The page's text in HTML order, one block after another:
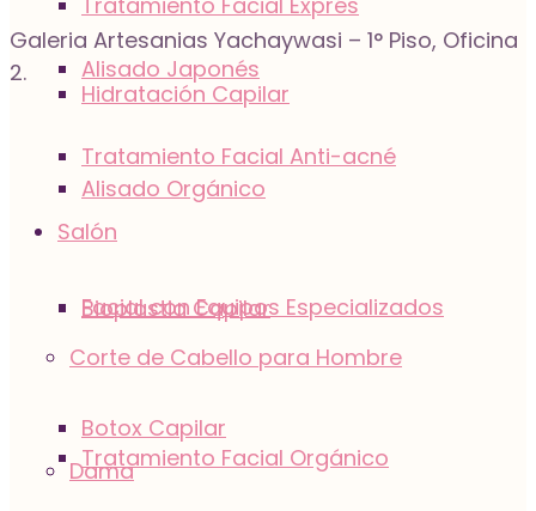
Tratamiento Facial Anti-acné
Facial con Equipos Especializados
Tratamiento Facial Orgánico
Hidratación Capilar
Salón
Corte de Cabello para Hombre
Dama
Alisado Japonés
Alisado Orgánico
Bioplastia Capilar
Botox Capilar
Galeria Artesanias Yachaywasi – 1° Piso, Oficina
2.